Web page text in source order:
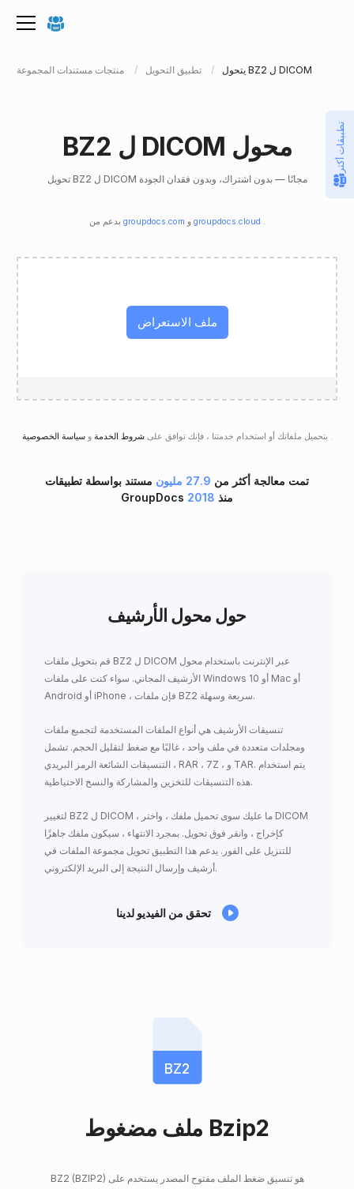
منتجات مستندات المجموعة تطبيق التحويل يتحول BZ2 ل DICOM
BZ2 ل DICOM محول
تحويل BZ2 ل DICOM مجانًا — بدون اشتراك، وبدون فقدان الجودة
groupdocs.com و groupdocs.cloud .
ملف الاستعراض
بتحميل ملفاتك أو استخدام خدمتنا ، فإنك توافق علىشروط الخدمةو .
تمت معالجة أكثر من 27.9 مليون
مستند بواسطة تطبيقات
GroupDocs منذ 2018
حول محول الأرشيف
قم بتحويل ملفات BZ2 ل DICOM عبر الإنترنت باستخدام محول
الأرشيف المجاني. سواء كنت على ملفات Windows 10 أو Mac أو
Android أو iPhone ، فإن ملفات BZ2 سريعة وسهلة.
تنسيقات الأرشيف هي أنواع الملفات المستخدمة لتجميع ملفات
ومجلدات متعددة في ملف واحد ، غالبًا مع ضغط لتقليل الحجم. تشمل
التنسيقات الشائعة الرمز البريدي ، RAR ، 7Z ، و TAR. يتم استخدام
هذه التنسيقات للتخزين والمشاركة والنسخ الاحتياطية.
لتغيير BZ2 ل DICOM ، ما عليك سوى تحميل ملفك ، واختر DICOM
كإخراج ، وانقر فوق تحويل. بمجرد الانتهاء ، سيكون ملفك جاهزًا
للتنزيل على الفور. يدعم هذا التطبيق تحويل مجموعة الملفات في
أرشيف وإرسال النتيجة إلى البريد الإلكتروني.
تحقق من الفيديو لدينا
BZ2
ملف مضغوط Bzip2
BZ2 (BZIP2) هو تنسيق ضغط الملف مفتوح المصدر يستخدم على
تطبيقات أكثر